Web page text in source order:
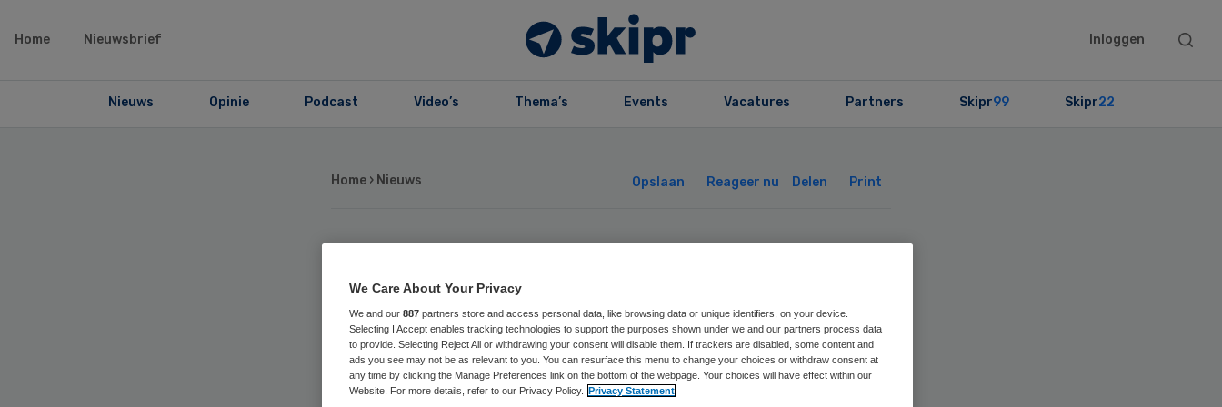
Home Nieuwsbrief Inloggen
Search
Nieuws Opinie Podcast Video’s Thema’s Events Vacatures Partners Skipr99 Skipr22
Home › Nieuws Opslaan Reageer nu Delen Print
Schippers: NZa heeft
het niet goed gedaan
We Care About Your Privacy
We and our 887 partners store and access personal data, like browsing data or unique identifiers, on your device.
Selecting I Accept enables tracking technologies to support the purposes shown under we and our partners process data
to provide. Selecting Reject All or withdrawing your consent will disable them. If trackers are disabled, some content and
ads you see may not be as relevant to you. You can resurface this menu to change your choices or withdraw consent at
any time by clicking the Manage Preferences link on the bottom of the webpage. Your choices will have effect within our
Website. For more details, refer to our Privacy Policy.
Privacy Statement